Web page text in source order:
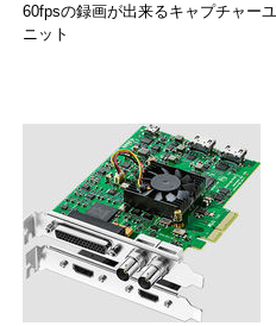
60fpsの録画が出来るキャプチャーユ
ニット